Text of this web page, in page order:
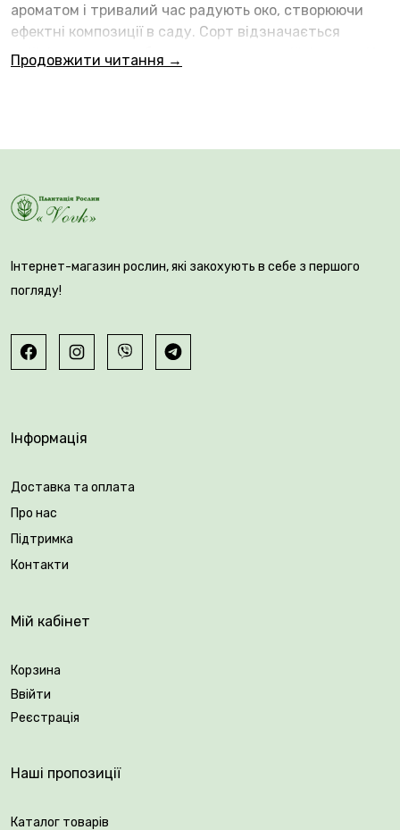
ароматом і тривалий час радують око, створюючи
ефектні композиції в саду. Сорт відзначається
стійкістю до хвороб та високою зимостійкістю. 🌱 У
💚 Купуйте кореневище лілейників в Плантації Рослин
Продовжити читання →
Інтернет-магазин рослин, які закохують в себе з першого
погляду!
Інформація
Доставка та оплата
Про нас
Підтримка
Контакти
Мій кабінет
Корзина
Ввійти
Реєстрація
Наші пропозиції
Каталог товарів